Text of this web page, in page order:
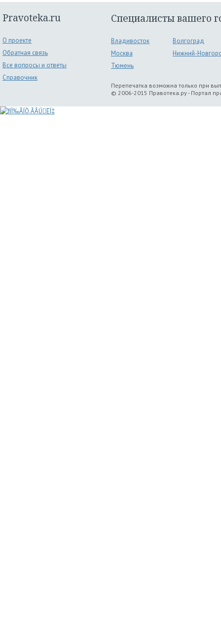
Pravoteka.ru
О проекте
Обратная связь
Все вопросы и ответы
Справочник
Специалисты вашего
Владивосток
Волгоград
Москва
Нижний-
Тюмень
Перепечатка возможна только при
© 2006-2015 Правотека.ру - Портал